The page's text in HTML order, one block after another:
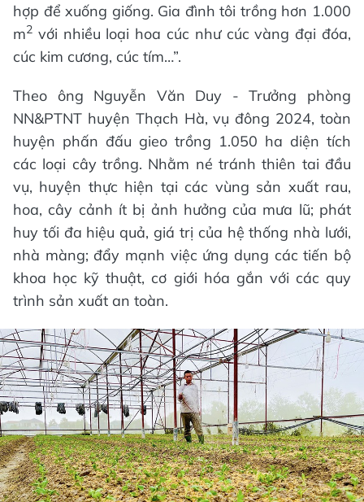
hợp để xuống giống. Gia đình tôi trồng hơn 1.000
m2 với nhiều loại hoa cúc như cúc vàng đại đóa,
cúc kim cương, cúc tím…”.
Theo ông Nguyễn Văn Duy - Trưởng phòng
NN&PTNT huyện Thạch Hà, vụ đông 2024, toàn
huyện phấn đấu gieo trồng 1.050 ha diện tích
các loại cây trồng. Nhằm né tránh thiên tai đầu
vụ, huyện thực hiện tại các vùng sản xuất rau,
hoa, cây cảnh ít bị ảnh hưởng của mưa lũ; phát
huy tối đa hiệu quả, giá trị của hệ thống nhà lưới,
nhà màng; đẩy mạnh việc ứng dụng các tiến bộ
khoa học kỹ thuật, cơ giới hóa gắn với các quy
trình sản xuất an toàn.